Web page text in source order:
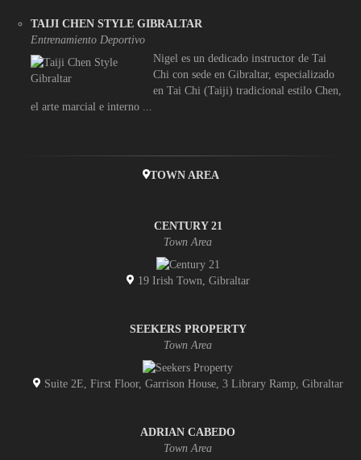
TAIJI CHEN STYLE GIBRALTAR
Entrenamiento Deportivo
Nigel es un dedicado instructor de Tai
Chi con sede en Gibraltar, especializado
en Tai Chi (Taiji) tradicional estilo Chen,
el arte marcial e interno ...
TOWN AREA
CENTURY 21
Town Area
19 Irish Town, Gibraltar
SEEKERS PROPERTY
Town Area
Suite 2E, First Floor, Garrison House, 3 Library Ramp, Gibraltar
ADRIAN CABEDO
Town Area